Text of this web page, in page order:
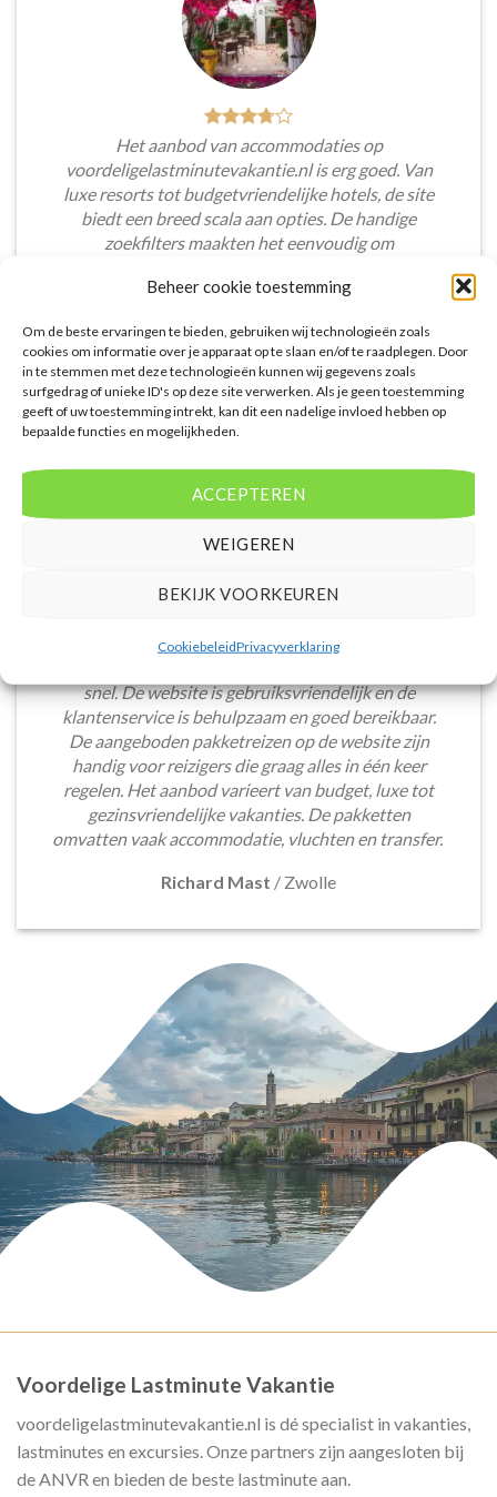
Beheer cookie toestemming
Om de beste ervaringen te bieden, gebruiken wij technologieën zoals
cookies om informatie over je apparaat op te slaan en/of te raadplegen. Door
in te stemmen met deze technologieën kunnen wij gegevens zoals
surfgedrag of unieke ID's op deze site verwerken. Als je geen toestemming
geeft of uw toestemming intrekt, kan dit een nadelige invloed hebben op
bepaalde functies en mogelijkheden.
ACCEPTEREN
WEIGEREN
BEKIJK VOORKEUREN
CookiebeleidPrivacyverklaring
Het aanbod van accommodaties op
voordeligelastminutevakantie.nl is erg goed. Van
luxe resorts tot budgetvriendelijke hotels, de site
biedt een breed scala aan opties. De handige
zoekfilters maakten het eenvoudig om
voorkeuren en budget.
Tim Beukers/Tilburg
Het boeken van een lastminute vakantie via
snel. De website is gebruiksvriendelijk en de
klantenservice is behulpzaam en goed bereikbaar.
De aangeboden pakketreizen op de website zijn
handig voor reizigers die graag alles in één keer
regelen. Het aanbod varieert van budget, luxe tot
gezinsvriendelijke vakanties. De pakketten
omvatten vaak accommodatie, vluchten en transfer.
Richard Mast / Zwolle
Voordelige Lastminute Vakantie
voordeligelastminutevakantie.nl is dé specialist in vakanties,
lastminutes en excursies. Onze partners zijn aangesloten bij
de ANVR en bieden de beste lastminute aan.